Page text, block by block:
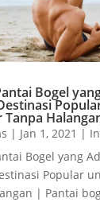
Bogel
| Jan 1, 2021 |
Bogel yang
Popular
| Pantai